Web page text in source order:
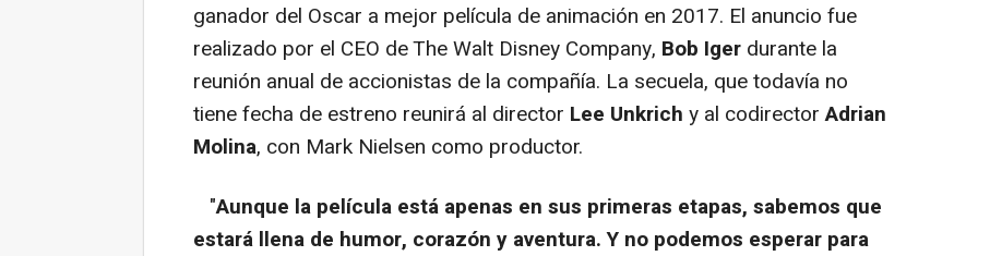
ganador del Oscar a mejor película de animación en 2017. El anuncio fue
realizado por el CEO de The Walt Disney Company, Bob Iger durante la
reunión anual de accionistas de la compañía. La secuela, que todavía no
tiene fecha de estreno reunirá al director Lee Unkrich y al codirectorAdrian
Molina, con Mark Nielsen como productor.
"Aunque la película está apenas en sus primeras etapas, sabemos que
estará llena de humor, corazón y aventura. Y no podemos esperar para